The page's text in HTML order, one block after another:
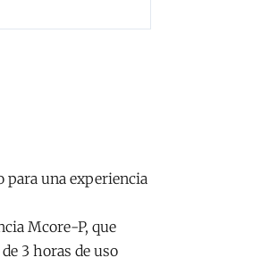
para una experiencia
Mcore-P, que
3 horas de uso